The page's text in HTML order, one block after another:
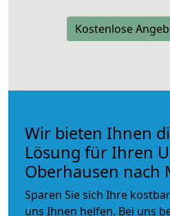
Kostenlose
Wir bieten Ihnen
Lösung für Ihren
Oberhausen nach
Sparen Sie sich Ihre
uns Ihnen helfen. Bei uns